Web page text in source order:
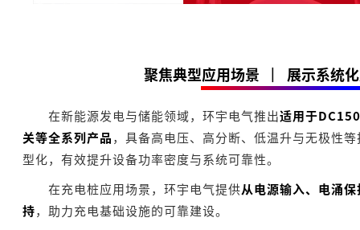
聚焦典型应用场景 展示系统
在新能源发电与储能领域，环宇电气推出适用于
关等全系列产品 ，具备高电压、高分断、低温升与无极性
型化，有效提升设备功率密度与系统可靠性。
在充电桩应用场景，环宇电气提供 从电源输入、电涌
持 ，助力充电基础设施的可靠建设。